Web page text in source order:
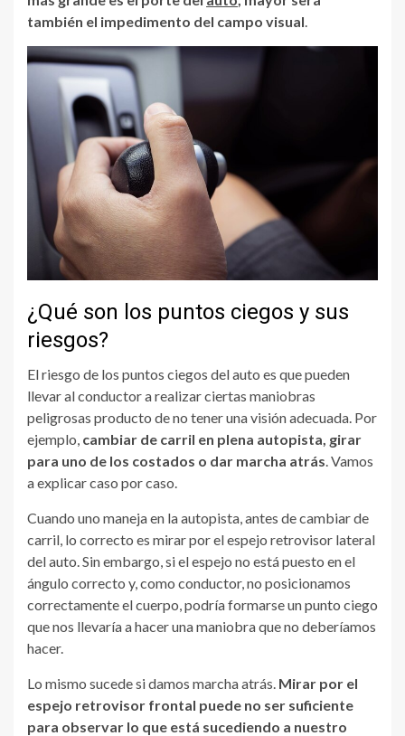
también el impedimento del campo visual.
¿Qué son los puntos ciegos y sus
riesgos?
El riesgo de los puntos ciegos del auto es que pueden
llevar al conductor a realizar ciertas maniobras
peligrosas producto de no tener una visión adecuada. Por
ejemplo, cambiar de carril en plena autopista, girar
para uno de los costados o dar marcha atrás . Vamos
a explicar caso por caso.
Cuando uno maneja en la autopista, antes de cambiar de
carril, lo correcto es mirar por el espejo retrovisor lateral
del auto. Sin embargo, si el espejo no está puesto en el
ángulo correcto y, como conductor, no posicionamos
correctamente el cuerpo, podría formarse un punto ciego
que nos llevaría a hacer una maniobra que no deberíamos
hacer.
Lo mismo sucede si damos marcha atrás. Mirar por el
espejo retrovisor frontal puede no ser suficiente
para observar lo que está sucediendo a nuestro